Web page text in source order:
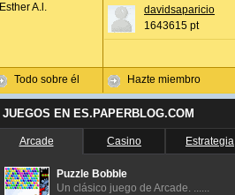
Esther A.l.
Todo sobre él
davidsaparicio
1643615 pt
Hazte miembro
JUEGOS EN ES.PAPERBLOG.COM
Arcade Casino Estrategia
Puzzle Bobble
Un clásico juego de Arcade. ......